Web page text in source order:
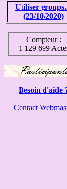
Utiliser
(23/10/2020)
Compteur :
1 129 699
Besoin d'aide
Contact